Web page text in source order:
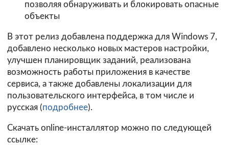
позволяя обнаруживать и блокировать опасные
объекты
В этот релиз добавлена поддержка для Windows 7,
добавлено несколько новых мастеров настройки,
улучшен планировщик заданий, реализована
возможность работы приложения в качестве
сервиса, а также добавлены локализации для
пользовательского интерфейса, в том числе и
русская (подробнее).
Скачать online-инсталлятор можно по следующей
ссылке: